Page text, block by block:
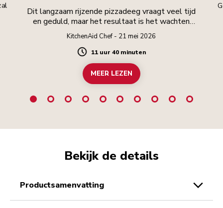
Dit langzaam rijzende pizzadeeg vraagt veel tijd
en geduld, maar het resultaat is het wachten
waard.
KitchenAid Chef - 21 mei 2026
Duration
11 uur 40 minuten
MEER LEZEN
Bekijk de details
productsamenvatting